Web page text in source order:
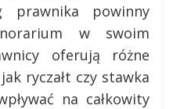
prawnika powinny
w swoim
oferują różne
ryczałt czy stawka
na całkowity